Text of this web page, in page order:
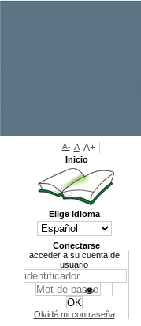
A- A A+
Inicio
Elige idioma
Conectarse
acceder a su cuenta de
usuario
Olvidé mi contraseña